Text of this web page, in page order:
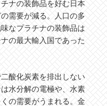
ナの装飾品を好む日本
需要が減る。人口の多
なプラチナの装飾品は
の最大輸入国であった
酸化炭素を排出しない
水分解の電極や、水素
の需要がうまれる。金